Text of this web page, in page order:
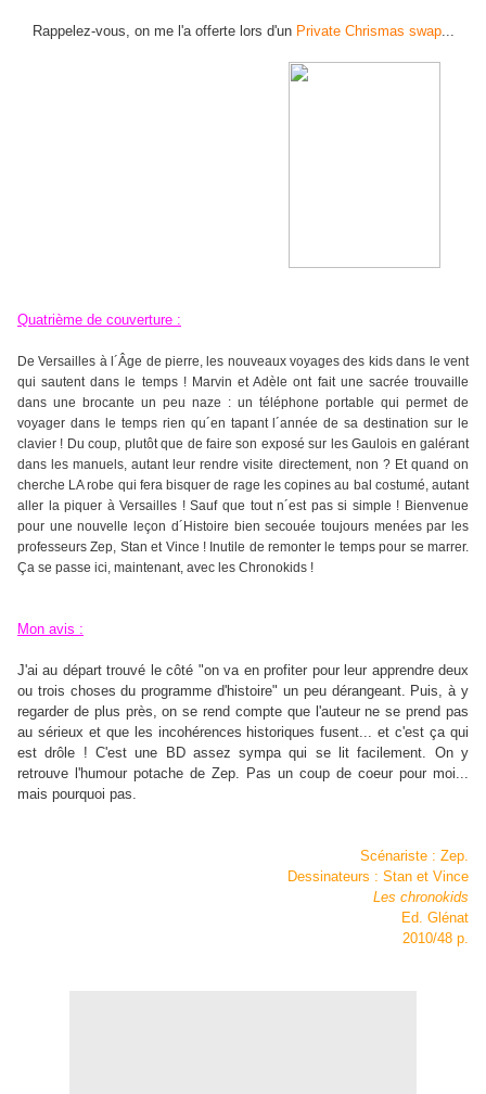
Rappelez-vous, on me l'a offerte lors d'un Private Chrismas swap...
Quatrième de couverture :
De Versailles à l´Âge de pierre, les nouveaux voyages des kids dans le vent
qui sautent dans le temps ! Marvin et Adèle ont fait une sacrée trouvaille
dans une brocante un peu naze : un téléphone portable qui permet de
voyager dans le temps rien qu´en tapant l´année de sa destination sur le
clavier ! Du coup, plutôt que de faire son exposé sur les Gaulois en galérant
dans les manuels, autant leur rendre visite directement, non ? Et quand on
cherche LA robe qui fera bisquer de rage les copines au bal costumé, autant
aller la piquer à Versailles ! Sauf que tout n´est pas si simple ! Bienvenue
pour une nouvelle leçon d´Histoire bien secouée toujours menées par les
professeurs Zep, Stan et Vince ! Inutile de remonter le temps pour se marrer.
Ça se passe ici, maintenant, avec les Chronokids !
Mon avis :
J'ai au départ trouvé le côté "on va en profiter pour leur apprendre deux
ou trois choses du programme d'histoire" un peu dérangeant. Puis, à y
regarder de plus près,on se rend compte que l'auteur ne se prend pas
au sérieux et que les incohérences historiques fusent... et c'est ça qui
est drôle ! C'est une BD assez sympa qui se lit facilement. On y
retrouve l'humour potache de Zep. Pas un coup de coeur pour moi...
mais pourquoi pas.
Scénariste : Zep.
Dessinateurs : Stan et Vince
Les chronokids
Ed. Glénat
2010/48 p.